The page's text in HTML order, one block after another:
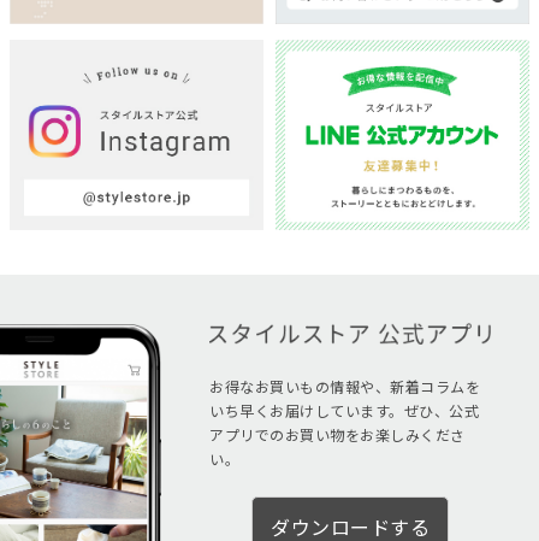
お得なお買いもの情報や、新着コラムを
いち早くお届けしています。ぜひ、公式
アプリでのお買い物をお楽しみくださ
い。
ダウンロードする